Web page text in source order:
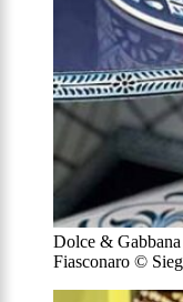
Dolce &
Fiasconaro ©